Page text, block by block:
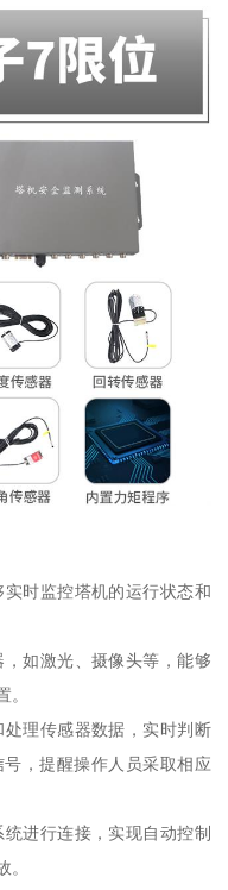
时监控塔机的运行状态和
如激光、摄像头等，能够
。
理传感器数据，实时判断
，提醒操作人员采取相应
进行连接，实现自动控制
。